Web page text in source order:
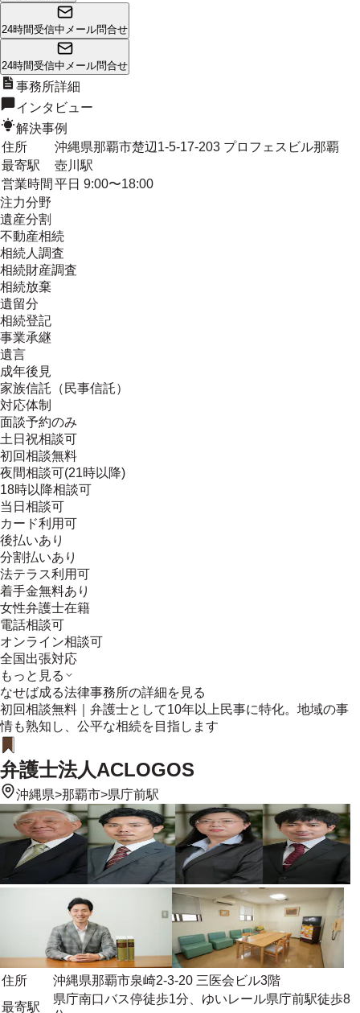
24時間受信中 メール問合せ
24時間受信中 メール問合せ
事務所詳細
インタビュー
解決事例
住所
沖縄県那覇市楚辺1-5-17-203 プロフェスビル那覇
最寄駅
壺川駅
営業時間 平日 9:00〜18:00
注力分野
遺産分割
不動産相続
相続人調査
相続財産調査
相続放棄
遺留分
相続登記
事業承継
遺言
成年後見
家族信託（民事信託）
対応体制
面談予約のみ
土日祝相談可
初回相談無料
夜間相談可(21時以降)
18時以降相談可
当日相談可
カード利用可
後払いあり
分割払いあり
法テラス利用可
着手金無料あり
女性弁護士在籍
電話相談可
オンライン相談可
全国出張対応
もっと見る
なせば成る法律事務所の詳細を見る
初回相談無料｜弁護士として10年以上民事に特化。地域の事
情も熟知し、公平な相続を目指します
弁護士法人ACLOGOS
沖縄県>那覇市>県庁前駅
住所
沖縄県那覇市泉崎2-3-20 三医会ビル3階
最寄駅
県庁南口バス停徒歩1分、ゆいレール県庁前駅徒歩8